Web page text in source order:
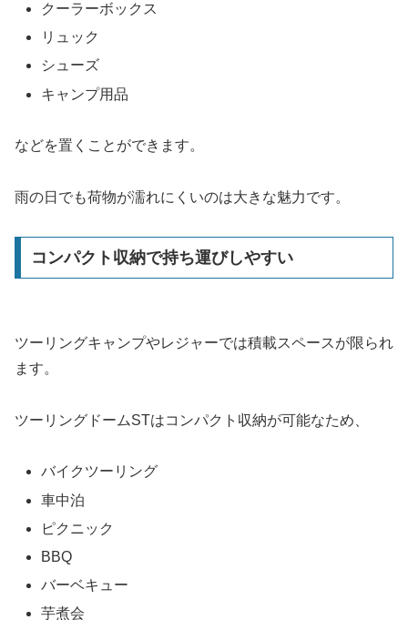
クーラーボックス
リュック
シューズ
キャンプ用品
などを置くことができます。
雨の日でも荷物が濡れにくいのは大きな魅力です。
コンパクト収納で持ち運びしやすい
ツーリングキャンプやレジャーでは積載スペースが限られ
ます。
ツーリングドームSTはコンパクト収納が可能なため、
バイクツーリング
車中泊
ピクニック
BBQ
バーベキュー
芋煮会